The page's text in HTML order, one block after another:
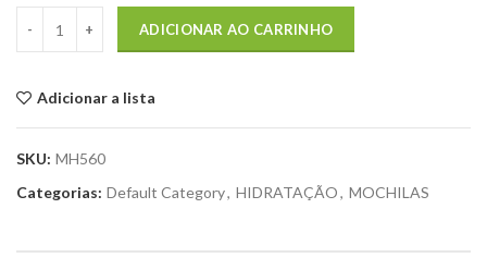
ADICIONAR AO CARRINHO
Adicionar a lista
SKU: MH560
Categorias: Default Category, HIDRATAÇÃO, MOCHILAS